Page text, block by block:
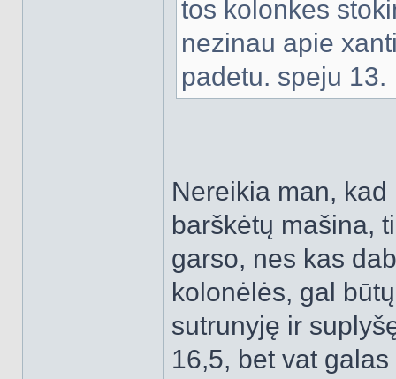
tos kolonkes
nezinau apie
padetu. speju 13.
Nereikia man,
barškėtų mašina,
garso, nes kas
kolonėlės, gal
sutrunyję ir
16,5, bet vat